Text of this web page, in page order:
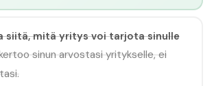
siitä, mitä yritys voi tarjota sinulle
sinun arvostasi yritykselle, ei